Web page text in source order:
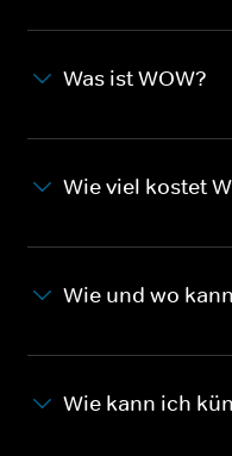
Was ist WOW?
Wie viel kostet
Wie und wo
Wie kann ich